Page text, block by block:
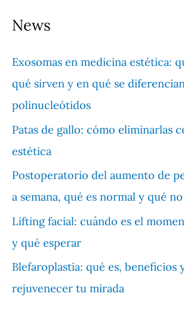
News
Exosomas en medicina estética:
qué sirven y en qué se
polinucleótidos
Patas de gallo: cómo eliminarlas
estética
Postoperatorio del aumento de
a semana, qué es normal y qué no
Lifting facial: cuándo es el
y qué esperar
Blefaroplastia: qué es, beneficios
rejuvenecer tu mirada